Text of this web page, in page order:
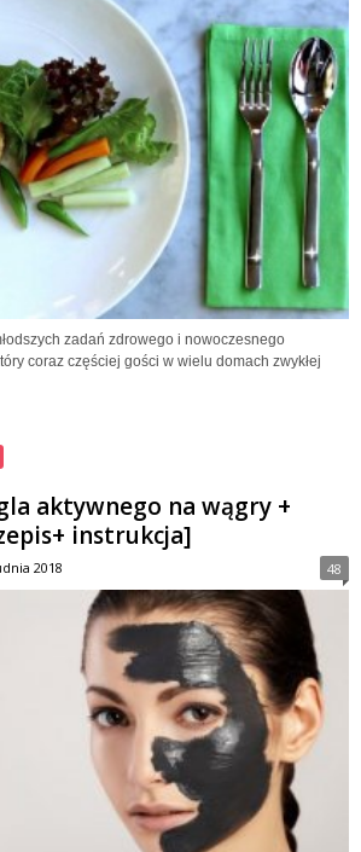
zadań zdrowego i nowoczesnego
coraz częściej gości w wielu domach zwykłej
aktywnego na wągry +
instrukcja]
2018 48